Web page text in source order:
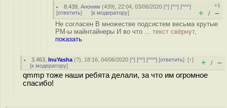
8.439 ,Аноним (439), 22:04, 03/06/2020 [^] [^^] [^^^]
[ответить] [к модератору]
+1
+ / –
Не согласен В множестве подсистем весьма крутые
PM-ы майнтайнеры И во что ... текст свёрнут,
показать
3.463 ,InuYasha (?), 18:16, 04/06/2020 [^] [^^] [^^^] [ответить][↑]
[к модератору] + / –
qmmp тоже наши ребята делали, за что им огромное
спасибо!